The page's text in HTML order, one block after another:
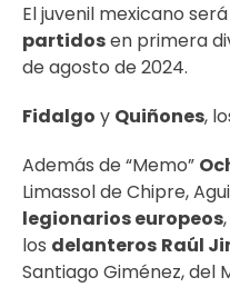
El juvenil mexicano
partidosen primera
de agosto de 2024.
Fidalgo y Quiñones,
Además de “Memo”
Limassol de Chipre,
legionarios europeos
los delanteros Raúl
Santiago Giménez, del